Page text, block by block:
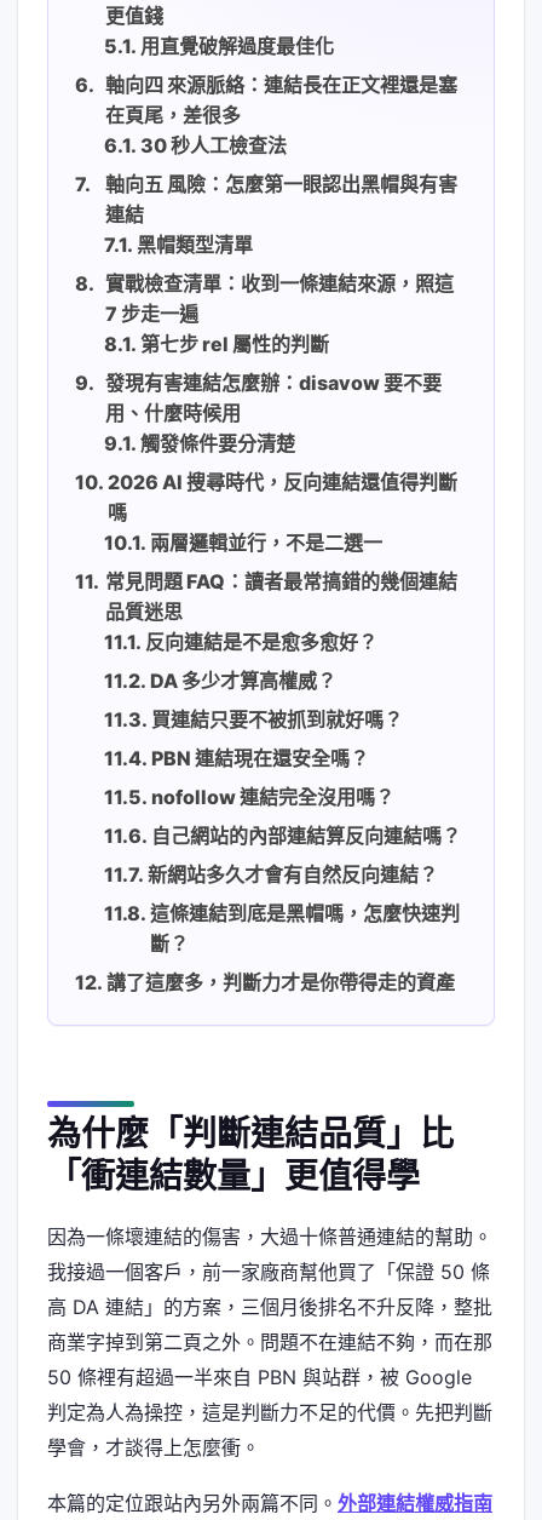
更值錢
用直覺破解過度最佳化
軸向四 來源脈絡：連結長在正文裡還是塞
在頁尾，差很多
30 秒人工檢查法
軸向五 風險：怎麼第一眼認出黑帽與有害
連結
黑帽類型清單
實戰檢查清單：收到一條連結來源，照這
7 步走一遍
第七步 rel 屬性的判斷
發現有害連結怎麼辦：disavow 要不要
用、什麼時候用
觸發條件要分清楚
2026 AI 搜尋時代，反向連結還值得判斷
嗎
兩層邏輯並行，不是二選一
常見問題 FAQ：讀者最常搞錯的幾個連結
品質迷思
反向連結是不是愈多愈好？
DA 多少才算高權威？
買連結只要不被抓到就好嗎？
PBN 連結現在還安全嗎？
nofollow 連結完全沒用嗎？
自己網站的內部連結算反向連結嗎？
新網站多久才會有自然反向連結？
這條連結到底是黑帽嗎，怎麼快速判
斷？
講了這麼多，判斷力才是你帶得走的資產
為什麼「判斷連結品質」比
「衝連結數量」更值得學
因為一條壞連結的傷害，大過十條普通連結的幫助。
我接過一個客戶，前一家廠商幫他買了「保證 50 條
高 DA 連結」的方案，三個月後排名不升反降，整批
商業字掉到第二頁之外。問題不在連結不夠，而在那
50 條裡有超過一半來自 PBN 與站群，被 Google
判定為人為操控，這是判斷力不足的代價。先把判斷
學會，才談得上怎麼衝。
本篇的定位跟站內另外兩篇不同。 外部連結權威指南